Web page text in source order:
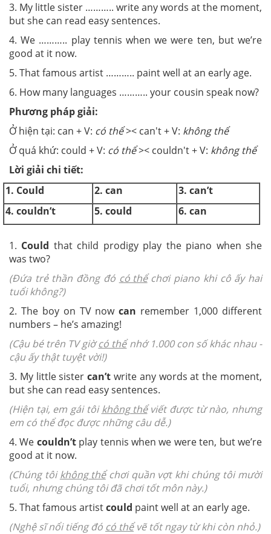
3. My little sister ……….. write any words at the moment,
but she can read easy sentences.
4. We ……….. play tennis when we were ten, but we’re
good at it now.
5. That famous artist ……….. paint well at an early age.
6. How many languages ……….. your cousin speak now?
Phương pháp giải:
Ở hiện tại: can + V: có thể>< can't + V: không thể
Ở quá khứ: could + V: có thể>< couldn't + V: không thể
Lời giải chi tiết:
1. Could
2. can
3. can’t
4. couldn’t
5. could 6. can
1. Could that child prodigy play the piano when she
was two?
(Đứa trẻ thần đồng đó có thểchơi piano khi cô ấy hai
tuổi không?)
2. The boy on TV nowcan remember 1,000 different
numbers – he’s amazing!
(Cậu bé trên TV giờcó thểnhớ 1.000 con số khác nhau -
cậu ấy thật tuyệt vời!)
3. My little sistercan’t write any words at the moment,
but she can read easy sentences.
(Hiện tại, em gái tôikhông thểviết được từ nào, nhưng
em có thể đọc được những câu dễ.)
4. We couldn’tplay tennis when we were ten, but we’re
good at it now.
(Chúng tôikhông thểchơi quần vợt khi chúng tôi mười
tuổi, nhưng chúng tôi đã chơi tốt môn này.)
5. That famous artistcould paint well at an early age.
(Nghệ sĩ nổi tiếng đó có thểvẽ tốt ngay từ khi còn nhỏ.)